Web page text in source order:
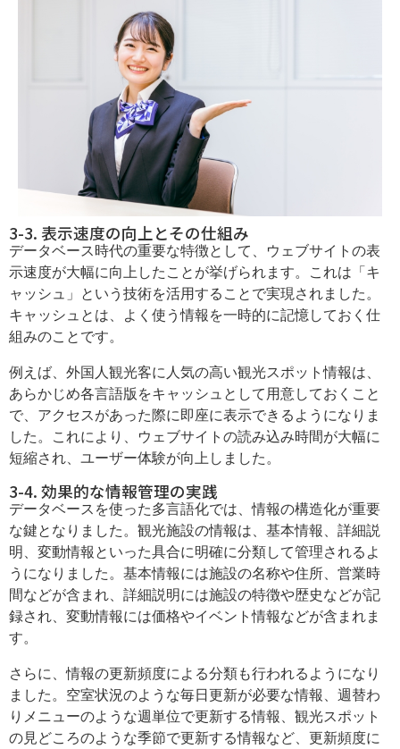
3-3. 表示速度の向上とその仕組み
データベース時代の重要な特徴として、ウェブサイトの表
示速度が大幅に向上したことが挙げられます。これは「キ
ャッシュ」という技術を活用することで実現されました。
キャッシュとは、よく使う情報を一時的に記憶しておく仕
組みのことです。
例えば、外国人観光客に人気の高い観光スポット情報は、
あらかじめ各言語版をキャッシュとして用意しておくこと
で、アクセスがあった際に即座に表示できるようになりま
した。これにより、ウェブサイトの読み込み時間が大幅に
短縮され、ユーザー体験が向上しました。
3-4. 効果的な情報管理の実践
データベースを使った多言語化では、情報の構造化が重要
な鍵となりました。観光施設の情報は、基本情報、詳細説
明、変動情報といった具合に明確に分類して管理されるよ
うになりました。基本情報には施設の名称や住所、営業時
間などが含まれ、詳細説明には施設の特徴や歴史などが記
録され、変動情報には価格やイベント情報などが含まれま
す。
さらに、情報の更新頻度による分類も行われるようになり
ました。空室状況のような毎日更新が必要な情報、週替わ
りメニューのような週単位で更新する情報、観光スポット
の見どころのような季節で更新する情報など、更新頻度に